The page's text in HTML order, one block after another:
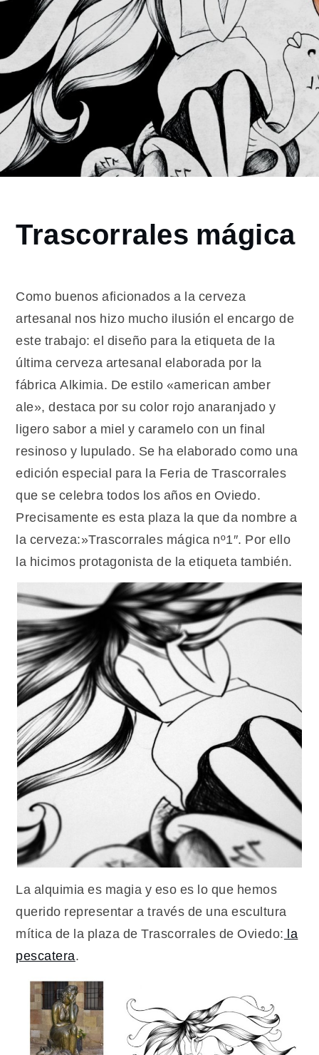
Home
2017
Trascorrales
mágica
Trascorrales mágica
Como buenos aficionados a la cerveza
artesanal nos hizo mucho ilusión el encargo de
este trabajo: el diseño para la etiqueta de la
última cerveza artesanal elaborada por la
fábrica Alkimia. De estilo «american amber
ale», destaca por su color rojo anaranjado y
ligero sabor a miel y caramelo con un final
resinoso y lupulado. Se ha elaborado como una
edición especial para la Feria de Trascorrales
que se celebra todos los años en Oviedo.
Precisamente es esta plaza la que da nombre a
la cerveza:»Trascorrales mágica nº1″. Por ello
la hicimos protagonista de la etiqueta también.
La alquimia es magia y eso es lo que hemos
querido representar a través de una escultura
mítica de la plaza de Trascorrales de Oviedo: la
pescatera.